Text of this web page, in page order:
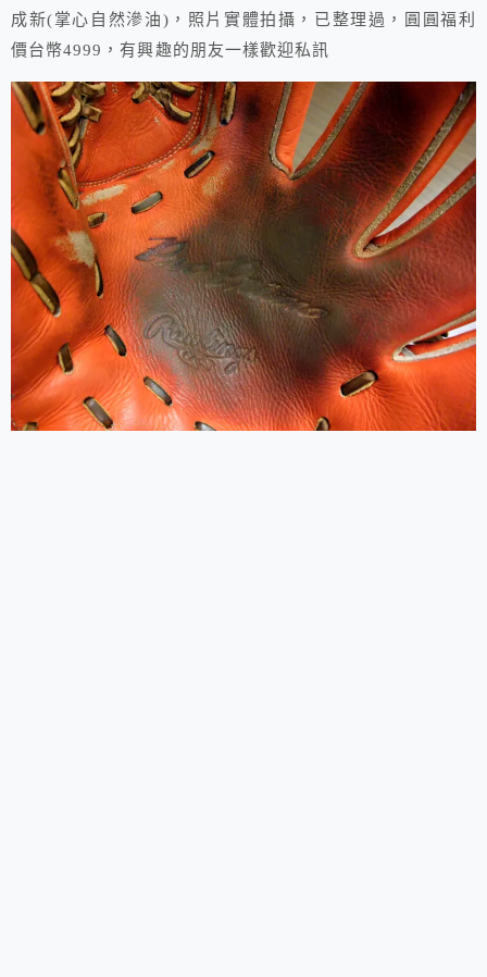
成新(掌心自然滲油)，照片實體拍攝，已整理過，圓圓福利
價台幣4999，有興趣的朋友一樣歡迎私訊